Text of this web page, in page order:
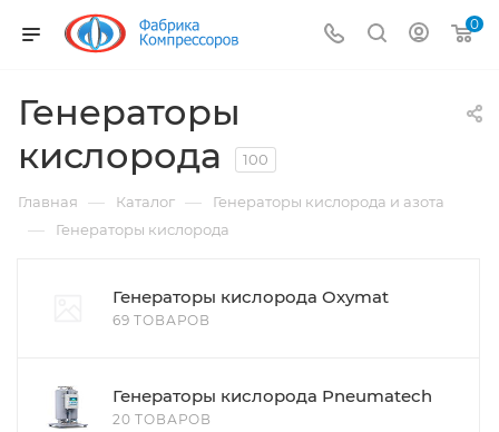
0
Генераторы
кислорода
100
Главная — Каталог — Генераторы кислорода и азота
— Генераторы кислорода
Генераторы кислорода Oxymat
69 ТОВАРОВ
Генераторы кислорода Pneumatech
20 ТОВАРОВ